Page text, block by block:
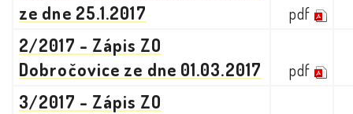
ze dne 25.1.2017
pdf
2/2017 - Zápis ZO
Dobročovice ze dne 01.03.2017
pdf
3/2017 - Zápis ZO